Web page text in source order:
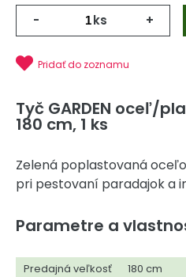
- ks +
Pridať do zoznamu
Tyč GARDEN oceľ/
180 cm, 1 ks
Zelená poplastovaná
pri pestovaní paradajok a
Parametre a
Predajná veľkosť
180 cm